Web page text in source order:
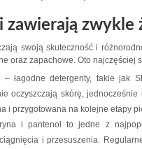
zawierają zwykle
swoją skuteczność i
oraz zapachowe. Oto najczęściej
– łagodne detergenty, takie jak
oczyszczają skórę,
i przygotowana na kolejne etapy
i pantenol to jedne z
i przesuszenia.